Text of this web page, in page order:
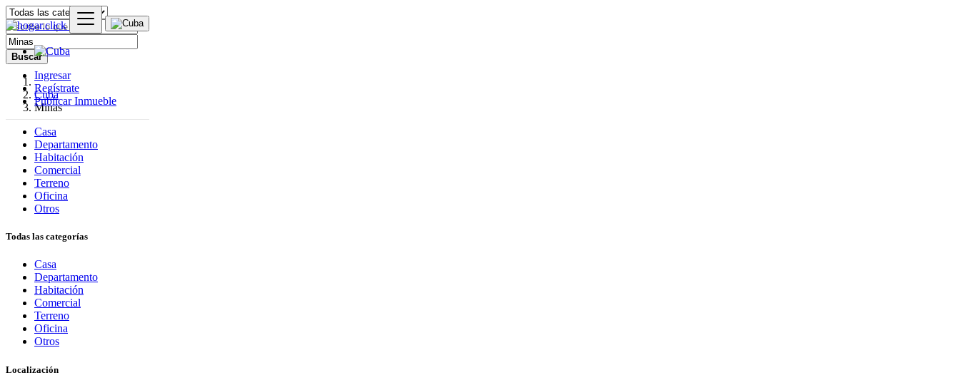
Ingresar
Regístrate
Publicar Inmueble
Buscar
Cuba
Minas
Casa
Departamento
Habitación
Comercial
Terreno
Oficina
Otros
Todas las categorías
Casa
Departamento
Habitación
Comercial
Terreno
Oficina
Otros
Localización